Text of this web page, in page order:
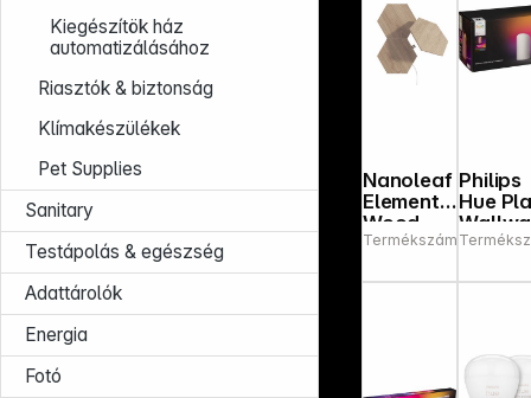
Kiegészítök ház
automatizálásához
Riasztók & biztonság
Klímakészülékek
Pet Supplies
Sanitary
Testápolás & egészség
Adattárolók
Energia
Fotó
Nanoleaf
Elements
Wood
Look
s
Termékszám:650057
Philips
Hue
her Twin
White